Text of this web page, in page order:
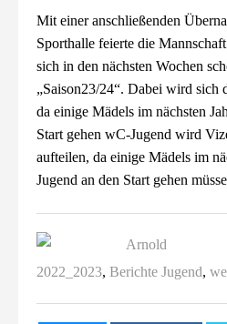
Mit einer anschließenden
Sporthalle feierte die
sich in den nächsten Wochen
„Saison23/24“. Dabei wird sich
da einige Mädels im nächsten
Start gehen wC-Jugend wird
aufteilen, da einige Mädels im
Jugend an den Start gehen
Arnold
2022_2023, Berichte Jugend,